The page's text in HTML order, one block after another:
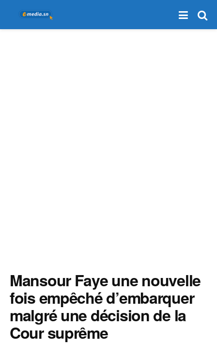
Mansour Faye une nouvelle
fois empêché d’embarquer
malgré une décision de la
Cour suprême